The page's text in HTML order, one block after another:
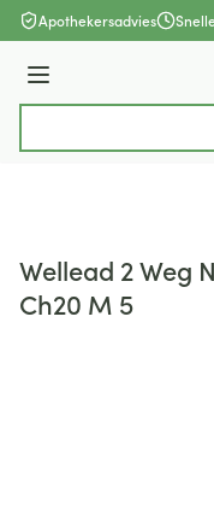
Ga naar de inhoud
Apothekersadvies
Menu
Wellead 2 Weg
Ch20 M 5